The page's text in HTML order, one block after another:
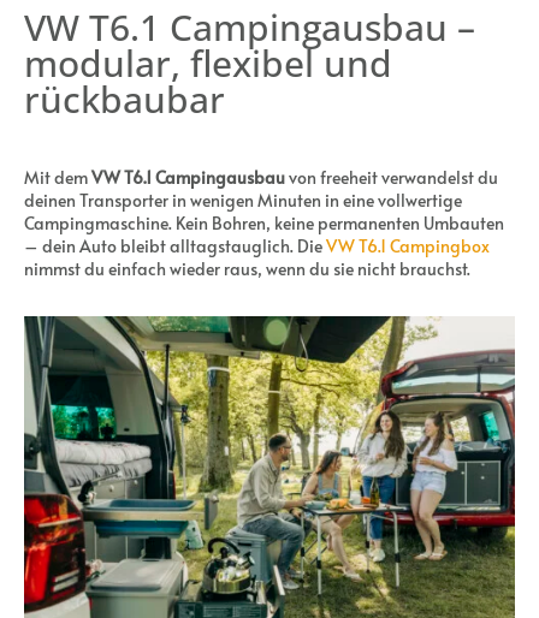
VW T6.1 Campingausbau –
modular, flexibel und
rückbaubar
Mit demVW T6.1 Campingausbauvon freeheit verwandelst du
deinen Transporter in wenigen Minuten in eine vollwertige
Campingmaschine. Kein Bohren, keine permanenten Umbauten
– dein Auto bleibt alltagstauglich. DieVW T6.1 Campingbox
nimmst du einfach wieder raus, wenn du sie nicht brauchst.